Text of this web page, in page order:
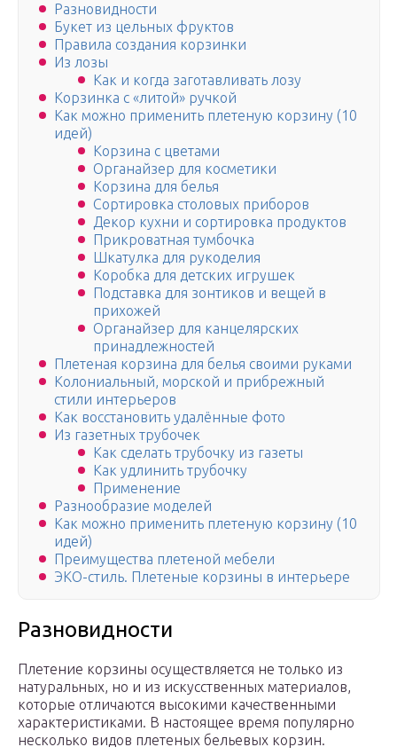
Разновидности
Букет из цельных фруктов
Правила создания корзинки
Из лозы
Как и когда заготавливать лозу
Корзинка с «литой» ручкой
Как можно применить плетеную корзину (10
идей)
Корзина с цветами
Органайзер для косметики
Корзина для белья
Сортировка столовых приборов
Декор кухни и сортировка продуктов
Прикроватная тумбочка
Шкатулка для рукоделия
Коробка для детских игрушек
Подставка для зонтиков и вещей в
прихожей
Органайзер для канцелярских
принадлежностей
Плетеная корзина для белья своими руками
Колониальный, морской и прибрежный
стили интерьеров
Как восстановить удалённые фото
Из газетных трубочек
Как сделать трубочку из газеты
Как удлинить трубочку
Применение
Разнообразие моделей
Как можно применить плетеную корзину (10
идей)
Преимущества плетеной мебели
ЭКО-стиль. Плетеные корзины в интерьере
Разновидности
Плетение корзины осуществляется не только из
натуральных, но и из искусственных материалов,
которые отличаются высокими качественными
характеристиками. В настоящее время популярно
несколько видов плетеных бельевых корзин.